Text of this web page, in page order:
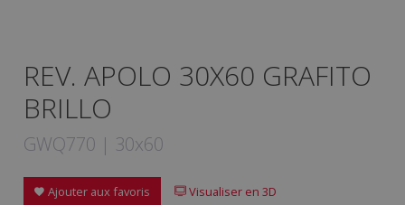
REV. APOLO 30X60 GRAFITO
BRILLO
GWQ770 | 30x60
Ajouter aux favoris Visualiser en 3D